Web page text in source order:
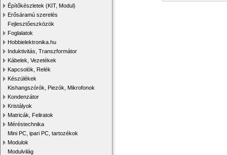
Építőkészletek (KIT, Modul)
Erősáramú szerelés
Fejlesztőeszközök
Foglalatok
Hobbielektronika.hu
Induktivitás, Transzformátor
Kábelek, Vezetékek
Kapcsolók, Relék
Készülékek
Kishangszórók, Piezók, Mikrofonok
Kondenzátor
Kristályok
Matricák, Feliratok
Méréstechnika
Mini PC, ipari PC, tartozékok
Modulok
Modulvilág